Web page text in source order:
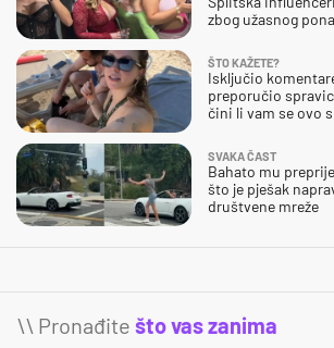
zbog užasnog
ŠTO KAŽETE?
Isključio
preporučio
čini li vam se ovo
SVAKA ČAST
Bahato mu
što je pješak
društvene mreže
\\ Pronađite što vas zanima